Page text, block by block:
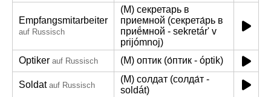
Empfangsmitarbeiter
auf Russisch
(M) секретарь в
приемной (секрета́рь в
приё́мной - sekretár' v
prijómnoj)
Optiker auf Russisch (M) оптик (о́птик - óptik)
Soldat auf Russisch
(M) солдат (солда́т -
soldát)